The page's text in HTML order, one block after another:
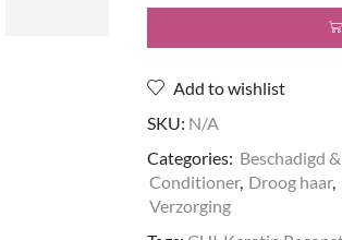
aantal
Add to wishlist
SKU: N/A
Categories: Beschadigd
Conditioner, Droog haar,
Verzorging